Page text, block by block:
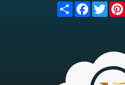
Share Facebook